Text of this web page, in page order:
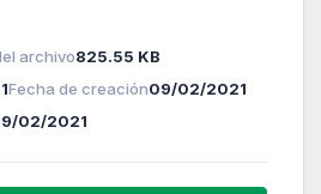
archivo825.55 KB
1Fecha de creación09/02/2021
02/2021